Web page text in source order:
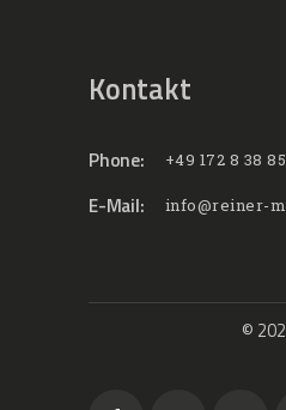
Kontakt
Phone: +49 172 8 38
E-Mail: info@reiner-
©